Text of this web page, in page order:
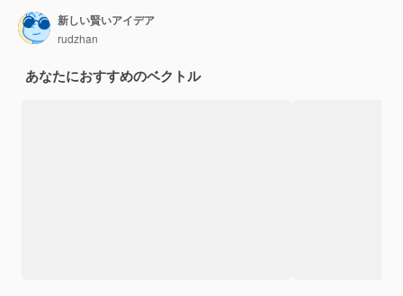
新しい賢いアイデア
rudzhan
あなたにおすすめのベクトル